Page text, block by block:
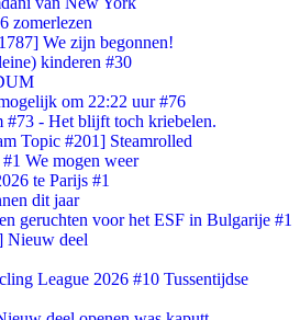
zomerlezen
We zijn begonnen!
kinderen #30
om 22:22 uur #76
#73 - Het blijft toch kriebelen.
Topic #201] Steamrolled
We mogen weer
te Parijs #1
dit jaar
geruchten voor het ESF in Bulgarije #1
Nieuw deel
League 2026 #10 Tussentijdse